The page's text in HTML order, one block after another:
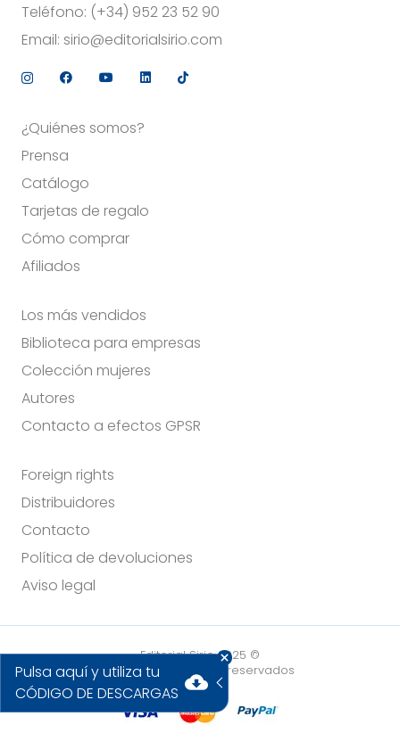
Teléfono: (+34) 952 23 52 90
Email: sirio@editorialsirio.com
cloud_download
Pulsa aquí y utiliza tu
CÓDIGO DE DESCARGAS
¿Quiénes somos?
Prensa
Catálogo
Tarjetas de regalo
Cómo comprar
Afiliados
Los más vendidos
Biblioteca para empresas
Colección mujeres
Autores
Contacto a efectos GPSR
Foreign rights
Distribuidores
Contacto
Política de devoluciones
Aviso legal
Editorial Sirio 2025 ©
Todos los derechos reservados